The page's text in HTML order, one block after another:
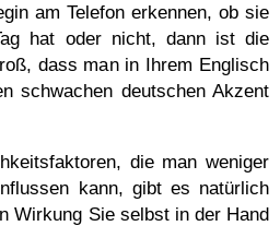
am Telefon erkennen, ob sie
hat oder nicht, dann ist die
dass man in Ihrem Englisch
schwachen deutschen Akzent
die man weniger
kann, gibt es natürlich
Wirkung Sie selbst in der Hand